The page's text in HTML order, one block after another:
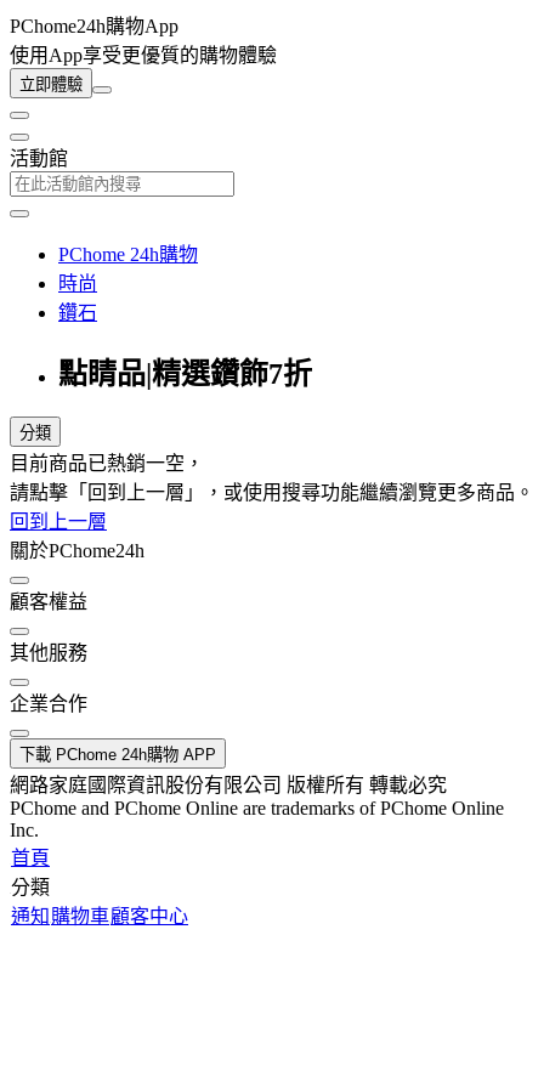
PChome24h購物App
使用App享受更優質的購物體驗
立即體驗
活動館
PChome 24h購物
時尚
鑽石
點睛品|精選鑽飾7折
分類
目前商品已熱銷一空，
請點擊「回到上一層」，或使用搜尋功能繼續瀏覽更多商品。
回到上一層
關於PChome24h
顧客權益
其他服務
企業合作
下載 PChome 24h購物 APP
網路家庭國際資訊股份有限公司 版權所有 轉載必究
PChome and PChome Online are trademarks of PChome Online
Inc.
首頁
分類
通知 購物車顧客中心